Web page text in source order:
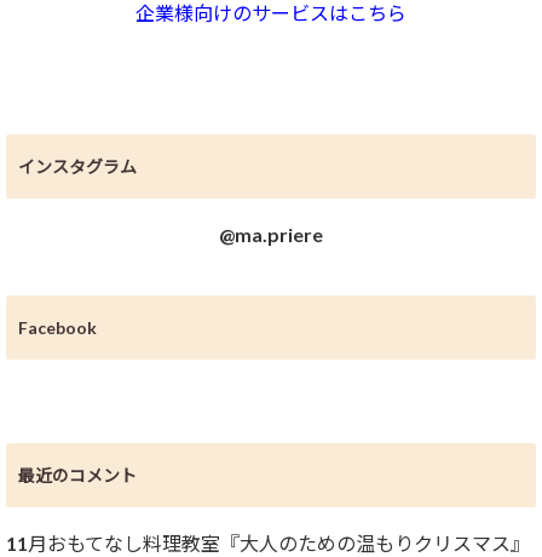
企業様向けのサービスはこちら
インスタグラム
@ma.priere
Facebook
最近のコメント
11月おもてなし料理教室『大人のための温もりクリスマス』